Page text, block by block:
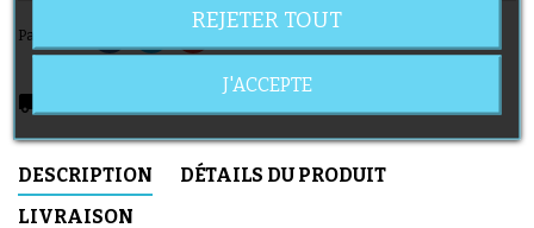
Partager
local_shipping
DESCRIPTION
DÉTAILS DU PRODUIT
LIVRAISON
REJETER TOUT
J'ACCEPTE